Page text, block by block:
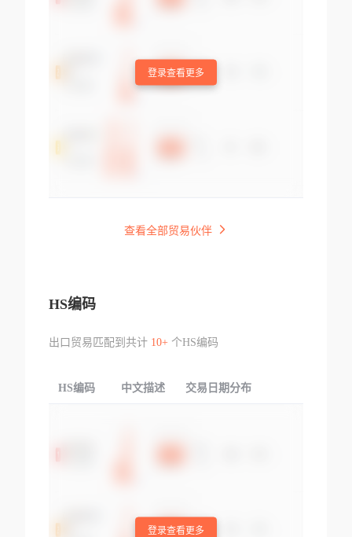
登录查看更多
查看全部贸易伙伴
HS编码
出口贸易匹配到共计 10+个HS编码
HS编码 中文描述 交易日期分布
登录查看更多